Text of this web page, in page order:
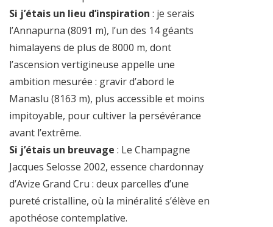
Si j’étais un lieu d’inspiration : je serais
l’Annapurna (8091 m), l’un des 14 géants
himalayens de plus de 8000 m, dont
l’ascension vertigineuse appelle une
ambition mesurée : gravir d’abord le
Manaslu (8163 m), plus accessible et moins
impitoyable, pour cultiver la persévérance
avant l’extrême.
Si j’étais un breuvage : Le Champagne
Jacques Selosse 2002, essence chardonnay
d’Avize Grand Cru : deux parcelles d’une
pureté cristalline, où la minéralité s’élève en
apothéose contemplative.